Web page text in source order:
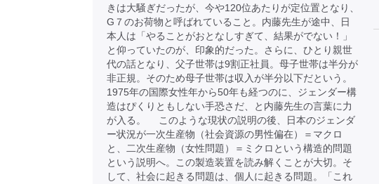
きは大騒ぎだったが、今や120位あたりが定位置となり、
G７のお荷物と呼ばれていること。内藤先生が途中、日
本人は「やることがおとなしすぎて、結果がでない！」
と仰っていたのが、印象的だった。さらに、ひとり親世
代の話となり、父子世帯は9割正社員。母子世帯は半分が
非正規。そのため母子世帯は収入が半分以下だという。
1975年の国際女性年から50年も経つのに、ジェンダー構
造はぴくりともしない手恐さだ、と内藤先生の言葉に力
が入る。 このような現状の説明の後、日本のジェンダ
ー状況が一次生産物（社会資源の男性偏在）＝マクロ
と、二次生産物（女性問題）＝ミクロという構造的問題
という説明へ。この製造装置を読み解くことが大切。そ
して、社会に起きる問題は、個人に起きる問題。「これ